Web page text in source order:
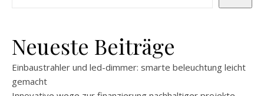
Neueste Beiträge
Einbaustrahler und led-dimmer: smarte beleuchtung leicht
gemacht